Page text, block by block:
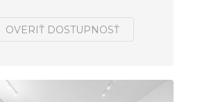
OVERIŤ DOSTUPNOSŤ